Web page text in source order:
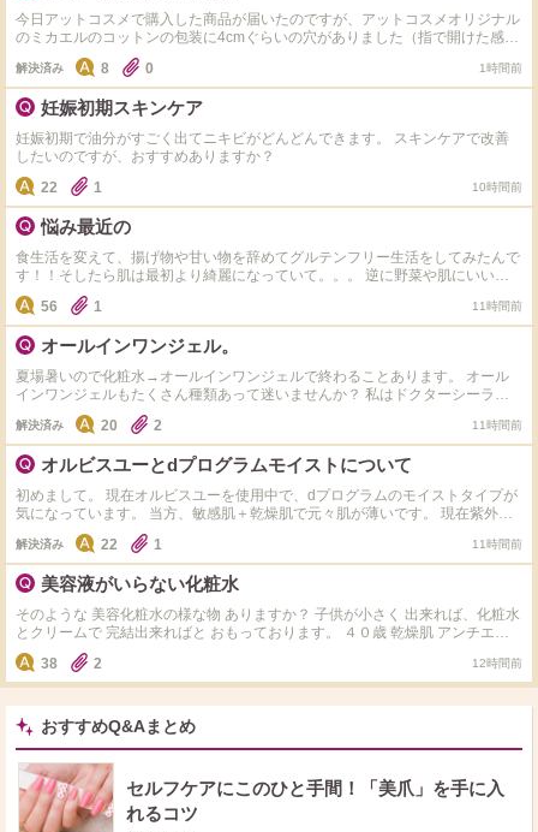
今日アットコスメで購入した商品が届いたのですが、アットコスメオリジナル
のミカエルのコットンの包装に4cmぐらいの穴がありました（指で開けた感じ
でした）他にも購入していて梱包の箱サイズぎりぎりで入ってたので、空気を
抜くため開けられたと思うのですが、これって普通にあることですか？
解決済み 8 0 1時間前
妊娠初期スキンケア
妊娠初期で油分がすごく出てニキビがどんどんできます。 スキンケアで改善
したいのですが、おすすめありますか？
22
1 10時間前
悩み最近の
食生活を変えて、揚げ物や甘い物を辞めてグルテンフリー生活をしてみたんで
す！！そしたら肌は最初より綺麗になっていて。。。 逆に野菜や肌にいいも
のしか食べれず 揚げ物や小麦やお菓子や米、味が濃ゆい物が食べるのが怖く
なり、また食べたら増えるんじゃないかとか思って食べれなくて、どうしたら
いいでしょうか？ 皮膚科には通っていて生理前に出来るはしょうがないと思
ってるんですけど皆さんはどうしてますか？
56 1 11時間前
オールインワンジェル。
夏場暑いので化粧水→オールインワンジェルで終わることあります。 オール
インワンジェルもたくさん種類あって迷いませんか？ 私はドクターシーラボ
のセンシティブジェル敏感肌用を使用してます。 オススメのオールインワン
ジェルありますか？カルテHD、アクアレーベル、ちふれ、コラリッチ、マナ
ラは使ったことありなので。これ以外でオススメ教えて下さい。
解決済み 20 2 11時間前
オルビスユーとdプログラムモイストについて
初めまして。 現在オルビスユーを使用中で、dプログラムのモイストタイプが
気になっています。 当方、敏感肌＋乾燥肌で元々肌が薄いです。 現在紫外線
の影響で肌表面のキメが乱れ透明感も低下中。 オルビスユーを使っていて大
きな不満はないのですが、若干てかりや表面のべたっとした感じが気になるか
なぁ。という感じです。 dプログラムはサンプルをいただき使用したところ、
オルビスユーに比べるとなんとなく肌がふっくらして、でもベタつかず潤って
る…かなぁ。という感想でした。 どちらも使ったことがあるという方がいた
ら、おすすめポイントなど教えていただけると嬉しいです。
解決済み 22 1 11時間前
美容液がいらない化粧水
そのような 美容化粧水の様な物 ありますか？ 子供が小さく 出来れば、化粧水
とクリームで 完結出来ればと おもっております。 ４０歳 乾燥肌 アンチエイ
38 2 12時間前
おすすめQ&Aまとめ
セルフケアにこのひと手間！「美爪」を手に入
れるコツ